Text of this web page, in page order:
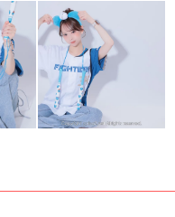
です。詳細はお店にお問い合わせく